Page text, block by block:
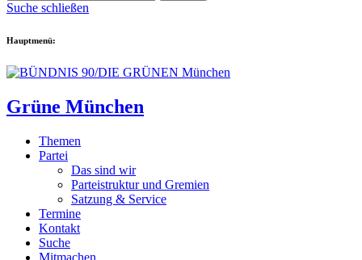
Suche schließen
Hauptmenü:
Grüne München
Themen
Partei
Das sind wir
Parteistruktur und Gremien
Satzung & Service
Termine
Kontakt
Suche
Mitmachen